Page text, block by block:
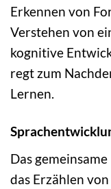
Erkennen von
Verstehen von
kognitive
regt zum
Lernen.
Das
das Erzählen